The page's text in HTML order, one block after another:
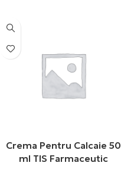
Crema Pentru Calcaie 50
ml TIS Farmaceutic